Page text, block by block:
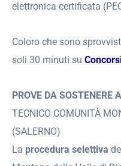
elettronica certificata
Coloro che sono
soli 30 minuti su
PROVE DA SOSTENERE
TECNICO COMUNITÀ
(SALERNO)
La procedura selettiva